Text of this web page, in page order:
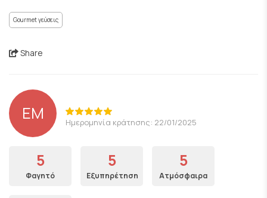
Gourmet γεύσεις
Share
EM Ημερομηνία κράτησης: 22/01/2025
5
Φαγητό
5
Εξυπηρέτηση
5
Ατμόσφαιρα